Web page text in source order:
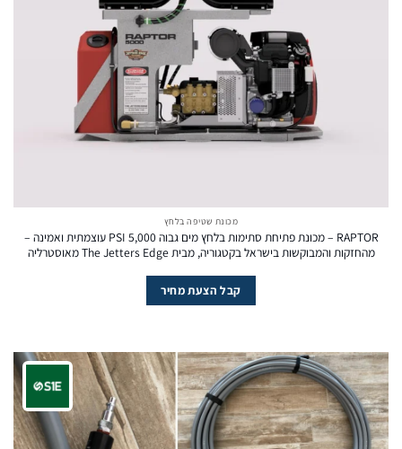
מכונת שטיפה בלחץ
RAPTOR – מכונת פתיחת סתימות בלחץ מים גבוה 5,000 PSI עוצמתית ואמינה –
מהחזקות והמבוקשות בישראל בקטגוריה, מבית The Jetters Edge מאוסטרליה
קבל הצעת מחיר